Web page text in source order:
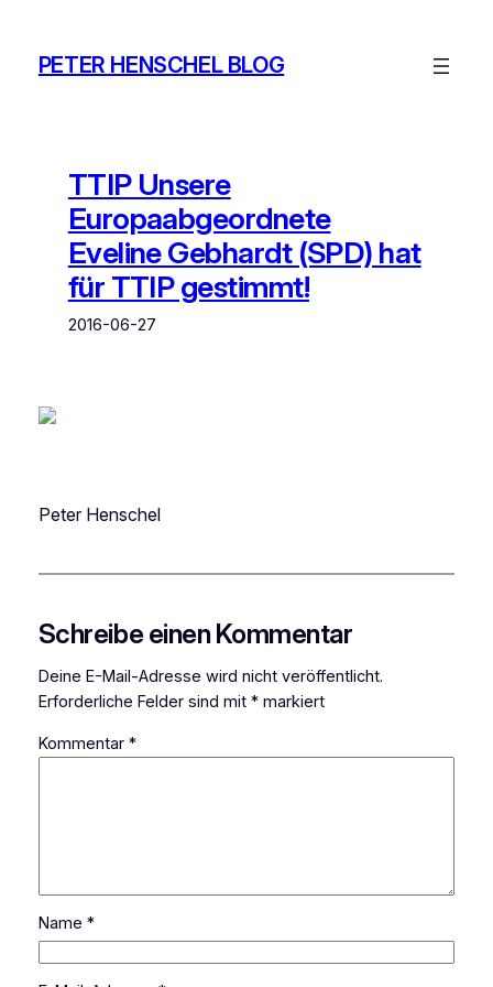
springen
PETER HENSCHEL BLOG
TTIP Unsere
Europaabgeordnete
Eveline Gebhardt (SPD) hat
für TTIP gestimmt!
2016-06-27
Peter Henschel
Schreibe einen Kommentar
Deine E-Mail-Adresse wird nicht veröffentlicht.
Erforderliche Felder sind mit *markiert
Kommentar *
Name *